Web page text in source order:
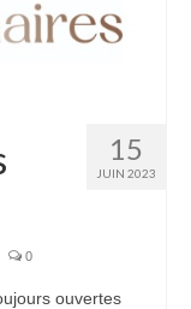
15
JUIN 2023
0
ouvertes